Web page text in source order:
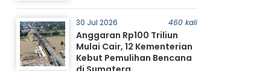
30 Jul 2026 460 kali
Anggaran Rp100 Triliun
Mulai Cair, 12 Kementerian
Kebut Pemulihan Bencana